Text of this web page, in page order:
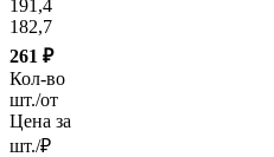
191,4
182,7
261 ₽
Кол-во
шт./от
Цена за
шт./₽